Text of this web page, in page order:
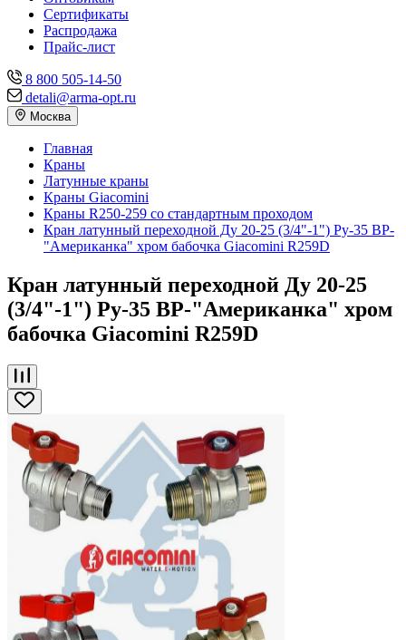
Сертификаты
Распродажа
Прайс-лист
8 800 505-14-50
detali@arma-opt.ru
Москва
Главная
Краны
Латунные краны
Краны Giacomini
Краны R250-259 со стандартным проходом
Кран латунный переходной Ду 20-25 (3/4"-1") Ру-35 ВР-
"Американка" хром бабочка Giacomini R259D
Кран латунный переходной Ду 20-25
(3/4"-1") Ру-35 ВР-"Американка" хром
бабочка Giacomini R259D